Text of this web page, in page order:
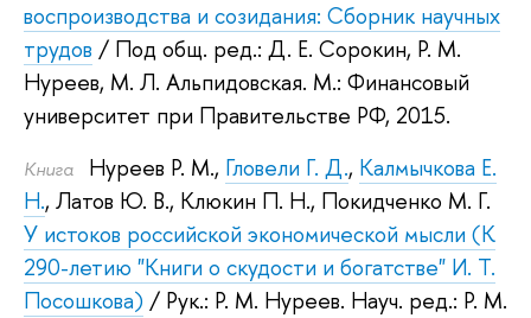
воспроизводства и созидания: Сборник научных
трудов / Под общ. ред.: Д. Е. Сорокин, Р. М.
Нуреев, М. Л. Альпидовская. М.: Финансовый
университет при Правительстве РФ, 2015.
Книга Нуреев Р. М., Гловели Г. Д., Калмычкова Е.
Н., Латов Ю. В., Клюкин П. Н., Покидченко М. Г.
У истоков российской экономической мысли (К
290-летию "Книги о скудости и богатстве" И. Т.
Посошкова) / Рук.: Р. М. Нуреев. Науч. ред.: Р. М.